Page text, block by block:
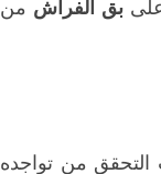
بق الفراش من
من تواجده